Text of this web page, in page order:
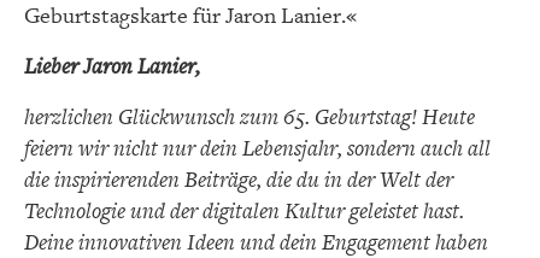
Geburtstagskarte für Jaron Lanier.«
Lieber Jaron Lanier,
herzlichen Glückwunsch zum 65. Geburtstag! Heute
feiern wir nicht nur dein Lebensjahr, sondern auch all
die inspirierenden Beiträge, die du in der Welt der
Technologie und der digitalen Kultur geleistet hast.
Deine innovativen Ideen und dein Engagement haben